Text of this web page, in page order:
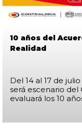
10 años del
Realidad
Del 14 al 17 de
será escenario
evaluará los 10